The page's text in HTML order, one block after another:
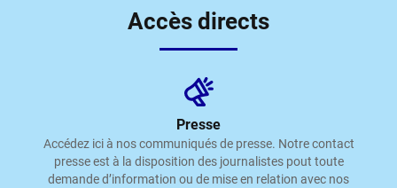
Accès directs
Presse
Accédez ici à nos communiqués de presse. Notre contact
presse est à la disposition des journalistes pout toute
demande d’information ou de mise en relation avec nos